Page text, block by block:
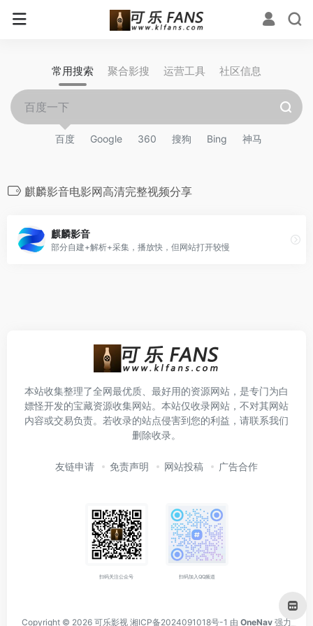
常用搜索 聚合影搜 运营工具 社区信息
百度 Google 360 搜狗 Bing 神马
麒麟影音电影网高清完整视频分享
麒麟影音
部分自建+解析+采集，播放快，但网站打开较慢
本站收集整理了全网最优质、最好用的资源网站，是专门为白
嫖怪开发的宝藏资源收集网站。本站仅收录网站，不对其网站
内容或交易负责。若收录的站点侵害到您的利益，请联系我们
删除收录。
友链申请 免责声明 网站投稿 广告合作
扫码关注公众号 扫码加入QQ频道
Copyright © 2026 可乐影视 湘ICP备2024091018号-1 由 OneNav 强力